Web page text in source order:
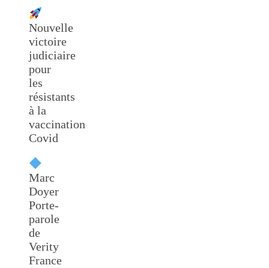
Nouvelle
victoire
judiciaire
pour
les
résistants
à la
vaccination
Covid
Marc
Doyer
Porte-
parole
de
Verity
France